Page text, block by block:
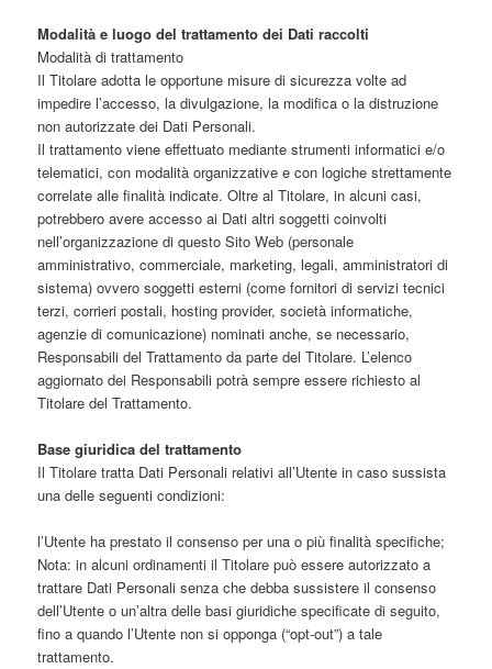
Modalità e luogo del trattamento dei Dati raccolti
Modalità di trattamento
Il Titolare adotta le opportune misure di sicurezza volte ad
impedire l’accesso, la divulgazione, la modifica o la distruzione
non autorizzate dei Dati Personali.
Il trattamento viene effettuato mediante strumenti informatici e/o
telematici, con modalità organizzative e con logiche strettamente
correlate alle finalità indicate. Oltre al Titolare, in alcuni casi,
potrebbero avere accesso ai Dati altri soggetti coinvolti
nell’organizzazione di questo Sito Web (personale
amministrativo, commerciale, marketing, legali, amministratori di
sistema) ovvero soggetti esterni (come fornitori di servizi tecnici
terzi, corrieri postali, hosting provider, società informatiche,
agenzie di comunicazione) nominati anche, se necessario,
Responsabili del Trattamento da parte del Titolare. L’elenco
aggiornato dei Responsabili potrà sempre essere richiesto al
Titolare del Trattamento.
Base giuridica del trattamento
Il Titolare tratta Dati Personali relativi all’Utente in caso sussista
una delle seguenti condizioni:
l’Utente ha prestato il consenso per una o più finalità specifiche;
Nota: in alcuni ordinamenti il Titolare può essere autorizzato a
trattare Dati Personali senza che debba sussistere il consenso
dell’Utente o un’altra delle basi giuridiche specificate di seguito,
fino a quando l’Utente non si opponga (“opt-out”) a tale
trattamento.